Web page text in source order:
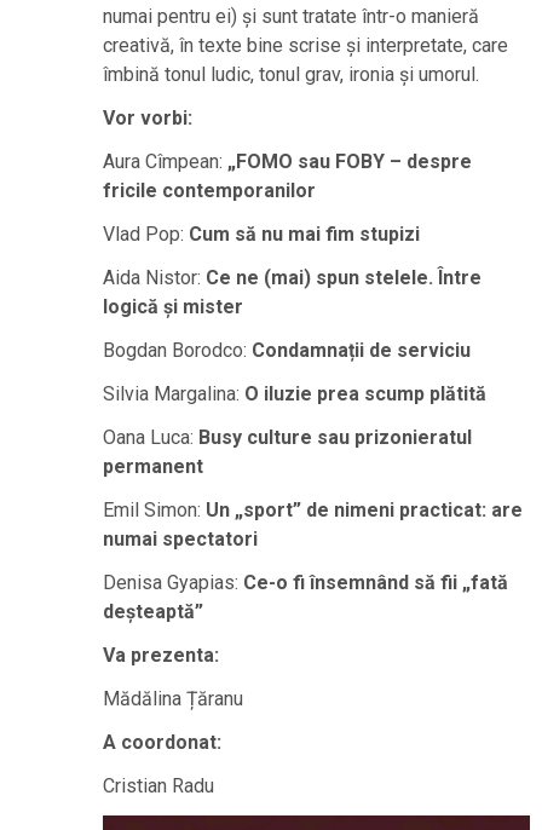
numai pentru ei) și sunt tratate într-o manieră
creativă, în texte bine scrise și interpretate, care
îmbină tonul ludic, tonul grav, ironia și umorul.
Vor vorbi:
Aura Cîmpean: „FOMO sau FOBY – despre
fricile contemporanilor
Vlad Pop: Cum să nu mai fim stupizi
Aida Nistor: Ce ne (mai) spun stelele. Între
logică și mister
Bogdan Borodco: Condamnații de serviciu
Silvia Margalina: O iluzie prea scump plătită
Oana Luca: Busy culture sau prizonieratul
permanent
Emil Simon: Un „sport” de nimeni practicat: are
numai spectatori
Denisa Gyapias: Ce-o fi însemnând să fii „fată
deșteaptă”
Va prezenta:
Mădălina Țăranu
A coordonat:
Cristian Radu